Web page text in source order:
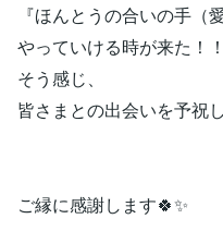
『ほんとうの合いの手（
やっていける時が来た！！
そう感じ、
皆さまとの出会いを予祝
ご縁に感謝します🍀✨